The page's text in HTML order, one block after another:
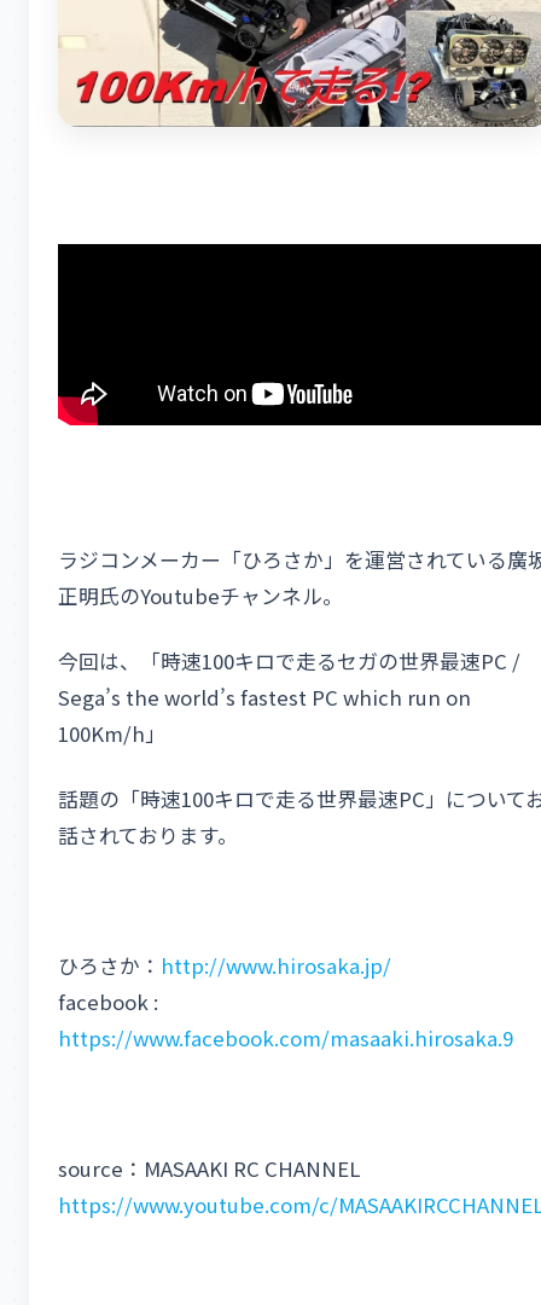
ラジコンメーカー「ひろさか」を運営されている廣
正明氏のYoutubeチャンネル。
今回は、「時速100キロで走るセガの世界最速PC /
Sega’s the world’s fastest PC which run on
100Km/h」
話題の「時速100キロで走る世界最速PC」について
話されております。
ひろさか： http://www.hirosaka.jp/
facebook :
https://www.facebook.com/masaaki.hirosaka.9
source：MASAAKI RC CHANNEL
https://www.youtube.com/c/